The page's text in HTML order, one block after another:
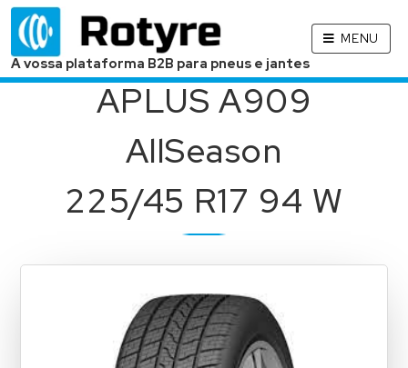
A vossa plataforma B2B para pneus e jantes
MENU
APLUS A909
AllSeason
225/45 R17 94 W